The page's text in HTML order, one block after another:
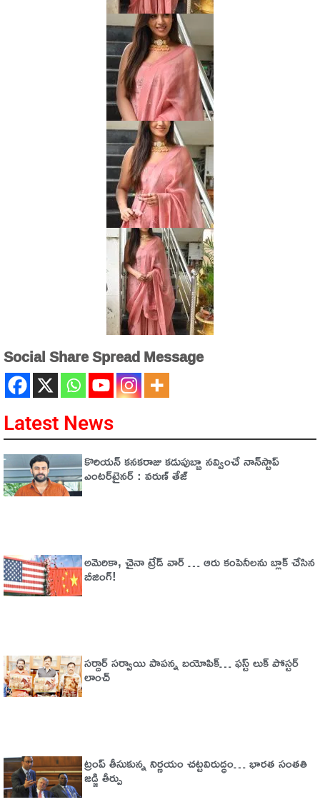
Social Share Spread Message
Latest News
కొరియన్ కనకరాజు కడుపుబ్బా నవ్వించే నాన్‌స్టాప్
ఎంటర్‌టైనర్ : వరుణ్ తేజ్
అమెరికా, చైనా ట్రేడ్​​ వార్​ … ఆరు కంపెనీలను బ్లాక్​ చేసిన
బీజింగ్​!
సర్దార్ సర్వాయి పాపన్న బయోపిక్… ఫస్ట్ లుక్ పోస్టర్
లాంచ్
ట్రంప్‌ తీసుకున్న నిర్ణయం చట్టవిరుద్ధం… భారత సంతతి
జడ్జి తీర్పు